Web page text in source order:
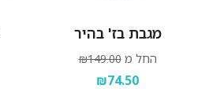
מגבת בז' בהיר
החל מ ₪149.00
₪74.50